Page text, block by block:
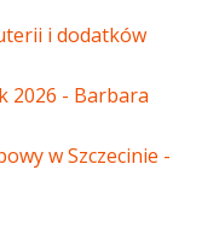
i dodatków
2026 - Barbara
w Szczecinie -